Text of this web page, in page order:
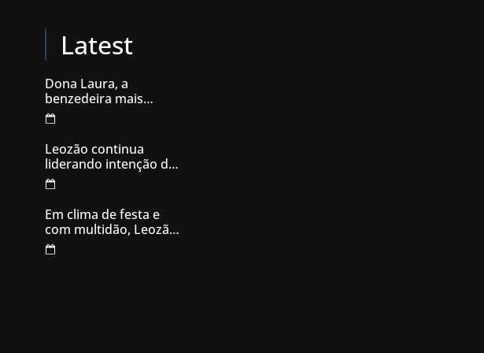
Latest
Dona Laura, a
benzedeira mais
famosa de Goiás
Leozão continua
liderando intenção de
votos em Goianésia
Em clima de festa e
com multidão, Leozão
inaugura comitê de
campanha